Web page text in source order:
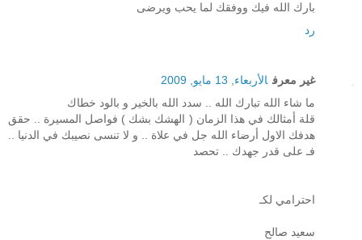
بارك الله فيك ووفقك لما يحب ويرضى
رد
غير معرف الأربعاء, 13 مايو, 2009
ما شاء الله تبارك الله .. سدد الله بالخير و بالود خطاك
قلة أمثالك في هذا الزمان ( الهشك بشك ) فواصل المسيرة .. حقق
هدفك الاول أرضاء الله جل في علاة .. و لا تنسى نصيبك في الدنيا ..
فـ على قدر جهدك .. تحصد
احترامي لكـ
سعيد صالح